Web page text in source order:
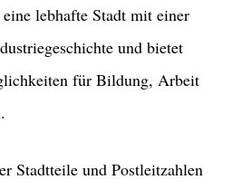
lebhafte Stadt mit einer
und bietet
für Bildung, Arbeit
Stadtteile und Postleitzahlen